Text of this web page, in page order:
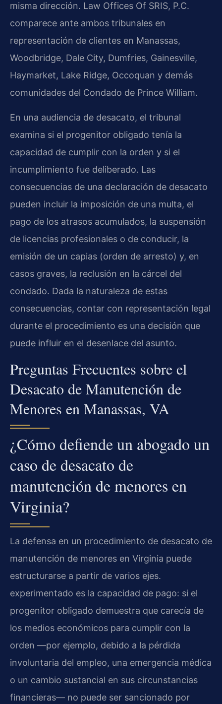
misma dirección. Law Offices Of SRIS, P.C.
comparece ante ambos tribunales en
representación de clientes en Manassas,
Woodbridge, Dale City, Dumfries, Gainesville,
Haymarket, Lake Ridge, Occoquan y demás
comunidades del Condado de Prince William.
En una audiencia de desacato, el tribunal
examina si el progenitor obligado tenía la
capacidad de cumplir con la orden y si el
incumplimiento fue deliberado. Las
consecuencias de una declaración de desacato
pueden incluir la imposición de una multa, el
pago de los atrasos acumulados, la suspensión
de licencias profesionales o de conducir, la
emisión de un capias (orden de arresto) y, en
casos graves, la reclusión en la cárcel del
condado. Dada la naturaleza de estas
consecuencias, contar con representación legal
durante el procedimiento es una decisión que
puede influir en el desenlace del asunto.
Preguntas Frecuentes sobre el
Desacato de Manutención de
Menores en Manassas, VA
¿Cómo defiende un abogado un
caso de desacato de
manutención de menores en
Virginia?
La defensa en un procedimiento de desacato de
manutención de menores en Virginia puede
estructurarse a partir de varios ejes.
experimentado es la capacidad de pago: si el
progenitor obligado demuestra que carecía de
los medios económicos para cumplir con la
orden —por ejemplo, debido a la pérdida
involuntaria del empleo, una emergencia médica
o un cambio sustancial en sus circunstancias
financieras— no puede ser sancionado por